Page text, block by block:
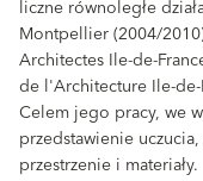
liczne równoległe
Montpellier (2004/
Architectes Ile-de-
de l'Architecture Ile-
Celem jego pracy, we
przedstawienie
przestrzenie i materiały.